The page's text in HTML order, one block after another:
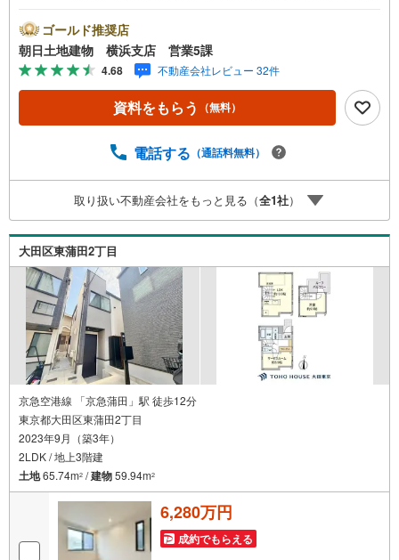
キッズコーナーやおむつ替えができる授乳室も完備お子様
連れでも安心です。提携駐車場もございます■■■ご来場の
際は、事前にご予約をお願いします■■■「室内・現地を見
学する」ボタンよりご予約頂くとスムーズ！■現地ご案内■
お客様の貴重なお時間の中でご希望の情報をご案内しま
す。おおよその所要時間や内容は下記をご参考ください〇
～）〇現地/物件見学（30分～）〇周辺環境のご紹介（30分
止めて私達は様々なご要望にお応え致します！【コロナウ
イルス予防対策実施中】〇ご入店時の検温とアルコール除
菌を設置しております〇接客ブースでは、お席の間隔を通
常より広くお取りします〇全営業車に乗降車時の消毒、除
菌シート等を常備しております〇物件見学用に使い捨てス
リッパ・使い捨て手袋をご用意します
ゴールド推奨店
朝日土地建物 横浜支店 営業5課
4.68 不動産会社レビュー 32件
資料をもらう （無料）
電話する （通話料無料）
取り扱い不動産会社をもっと見る（全1社）
大田区東蒲田2丁目
京急空港線 「京急蒲田」駅 徒歩12分
東京都大田区東蒲田2丁目
2023年9月（築3年）
2LDK / 地上3階建
土地65.74m2 /建物59.94m2
6,280万円
成約でもらえる